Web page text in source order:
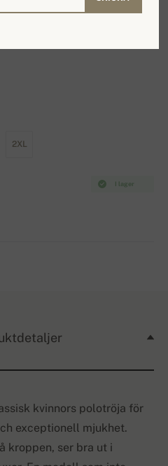
2XL
I lager
kvinnors polotröja för
exceptionell mjukhet.
kroppen, ser bra ut i